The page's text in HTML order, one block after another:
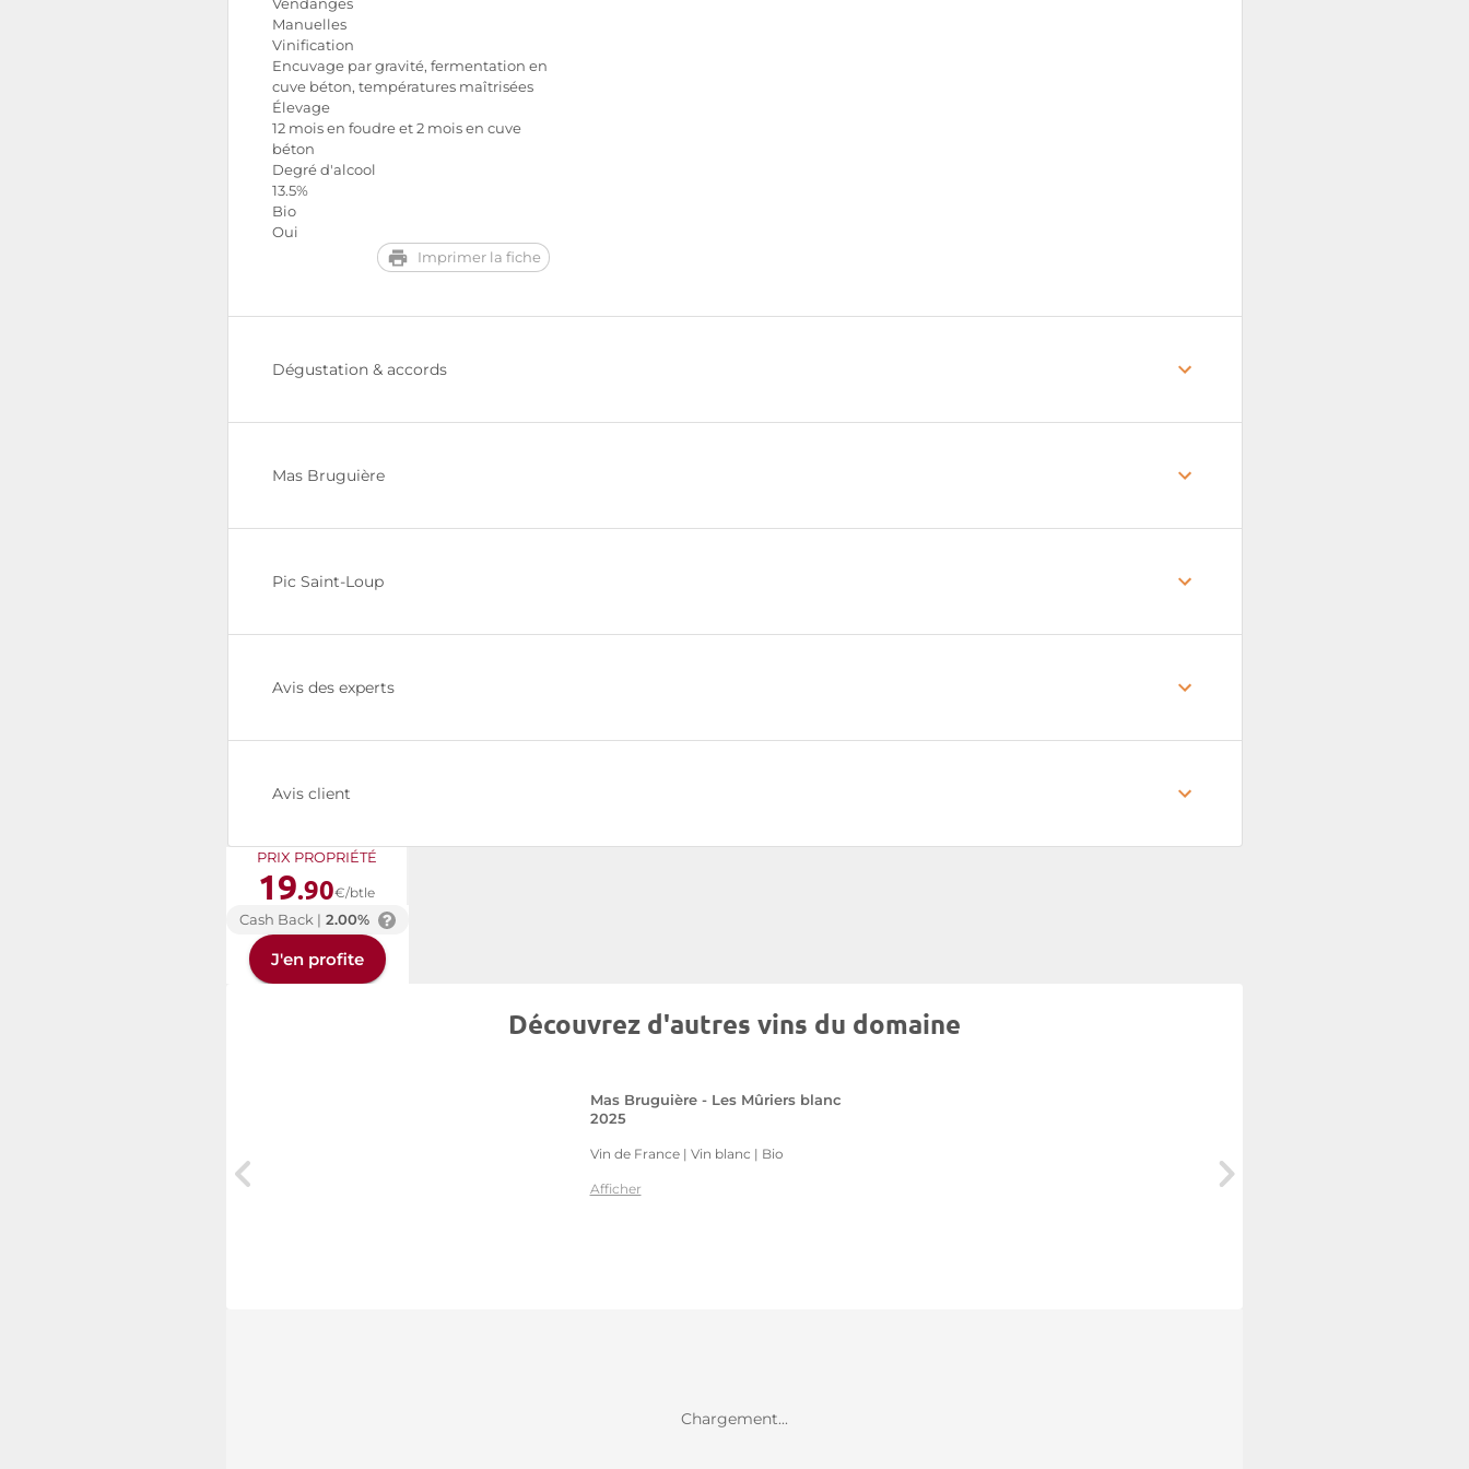
Vendanges
Manuelles
Vinification
Encuvage par gravité, fermentation en
cuve béton, températures maîtrisées
Élevage
12 mois en foudre et 2 mois en cuve
béton
Degré d'alcool
13.5%
Bio
Oui
Imprimer la fiche
Dégustation & accords
Mas Bruguière
Pic Saint-Loup
Avis des experts
Avis client
PRIX PROPRIÉTÉ
19.90€/btle
Cash Back | 2.00%
J'en profite
Découvrez d'autres vins du domaine
Mas Bruguière - Les Mûriers blanc
2025
Vin de France | Vin blanc | Bio
Afficher
Chargement...